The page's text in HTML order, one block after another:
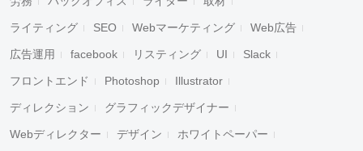
ライティング SEO Webマーケティング Web広告
広告運用 facebook リスティング UI Slack
フロントエンド Photoshop Illustrator
ディレクション グラフィックデザイナー
Webディレクター デザイン ホワイトペーパー